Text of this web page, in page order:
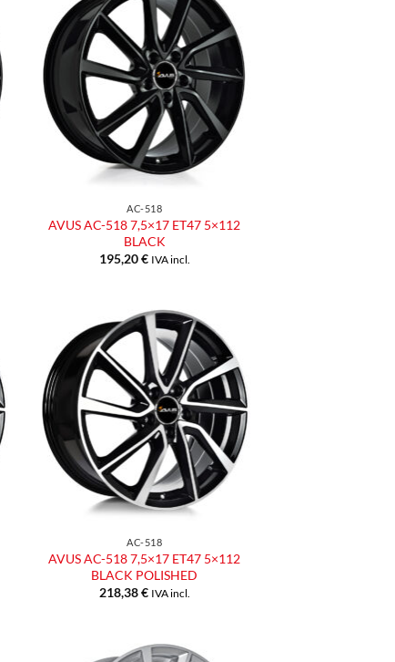
Aggiungi
alla lista
dei
desideri
AC-518
AVUS AC-518 7,5×17 ET47 5×112
BLACK
195,20€ IVA incl.
Aggiungi
alla lista
dei
desideri
AC-518
AVUS AC-518 7,5×17 ET47 5×112
BLACK POLISHED
218,38€ IVA incl.